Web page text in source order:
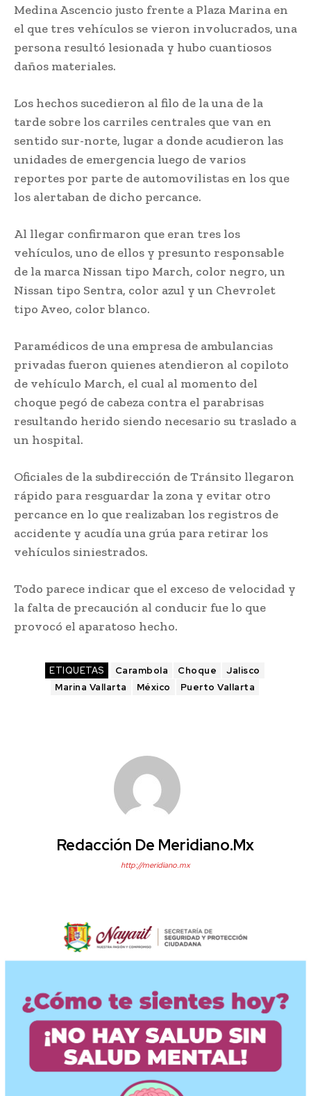
Medina Ascencio justo frente a Plaza Marina en
el que tres vehículos se vieron involucrados, una
persona resultó lesionada y hubo cuantiosos
daños materiales.
Los hechos sucedieron al filo de la una de la
tarde sobre los carriles centrales que van en
sentido sur-norte, lugar a donde acudieron las
unidades de emergencia luego de varios
reportes por parte de automovilistas en los que
los alertaban de dicho percance.
Al llegar confirmaron que eran tres los
vehículos, uno de ellos y presunto responsable
de la marca Nissan tipo March, color negro, un
Nissan tipo Sentra, color azul y un Chevrolet
tipo Aveo, color blanco.
Paramédicos de una empresa de ambulancias
privadas fueron quienes atendieron al copiloto
de vehículo March, el cual al momento del
choque pegó de cabeza contra el parabrisas
resultando herido siendo necesario su traslado a
un hospital.
Oficiales de la subdirección de Tránsito llegaron
rápido para resguardar la zona y evitar otro
percance en lo que realizaban los registros de
accidente y acudía una grúa para retirar los
vehículos siniestrados.
Todo parece indicar que el exceso de velocidad y
la falta de precaución al conducir fue lo que
provocó el aparatoso hecho.
ETIQUETAS Carambola Choque
Jalisco
Marina Vallarta
México Puerto Vallarta
Redacción De Meridiano.mx
http://meridiano.mx